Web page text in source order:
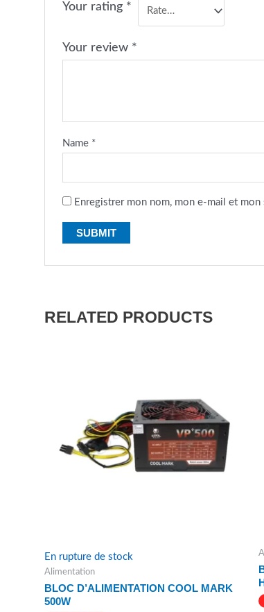
Your rating *
Your review *
Name *
Enregistrer mon nom, mon e-mail et
RELATED PRODUCTS
En rupture de stock
Alimentation
BLOC D’ALIMENTATION COOL MARK
500W